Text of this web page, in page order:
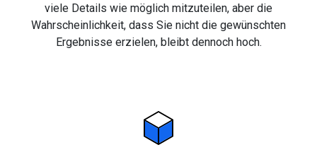
viele Details wie möglich mitzuteilen, aber die
Wahrscheinlichkeit, dass Sie nicht die gewünschten
Ergebnisse erzielen, bleibt dennoch hoch.